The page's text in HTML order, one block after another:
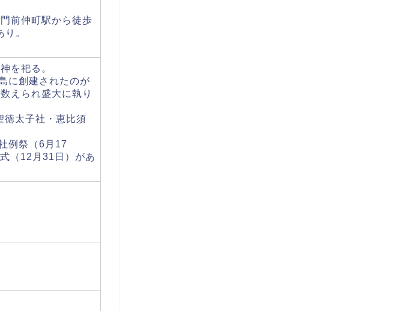
前仲町駅から徒歩
。
を祀る。
に創建されたのが
えられ盛大に執り
徳太子社・恵比須
例祭（6月17
（12月31日）があ